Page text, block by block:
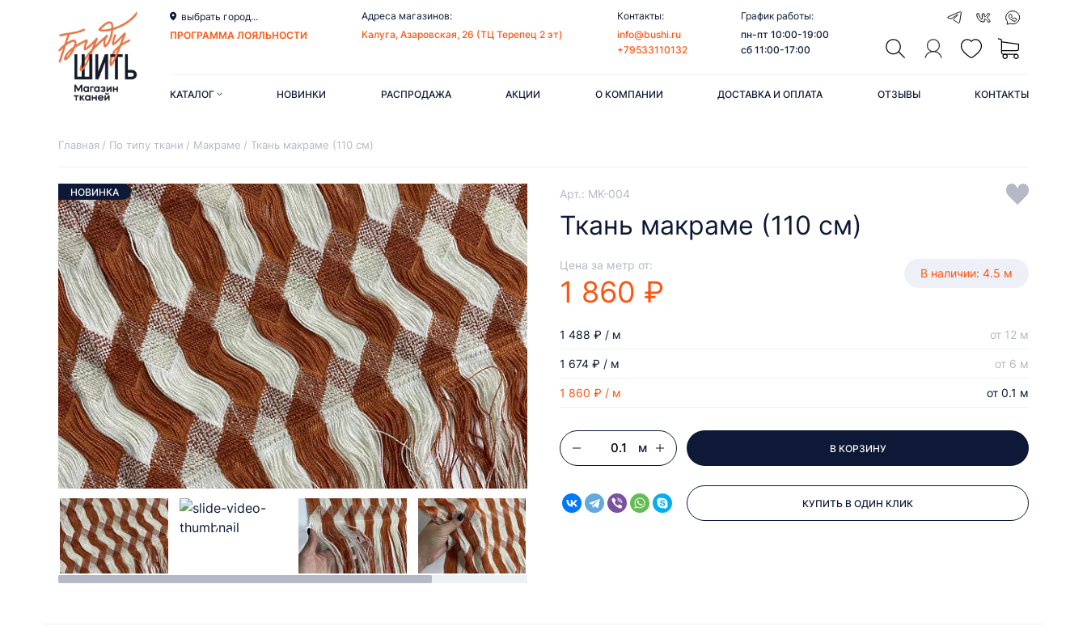
выбрать город...
ПРОГРАММА ЛОЯЛЬНОСТИ
Адреса магазинов:
Калуга, Азаровская, 26 (ТЦ Терепец 2 эт)
Контакты:
info@bushi.ru
+79533110132
График работы:
пн-пт 10:00-19:00
сб 11:00-17:00
КАТАЛОГ НОВИНКИ РАСПРОДАЖА АКЦИИ О КОМПАНИИ ДОСТАВКА И ОПЛАТА ОТЗЫВЫ КОНТАКТЫ
Главная По типу ткани Макраме Ткань макраме (110 см)
Арт.: MK-004
Ткань макраме (110 см)
Цена за метр от:
1 860 ₽
В наличии: 4.5 м
1 860 ₽ / м от 0.1 м
1 674 ₽ / м от 6 м
1 488 ₽ / м от 12 м
м В КОРЗИНУ
КУПИТЬ В ОДИН КЛИК
НОВИНКА